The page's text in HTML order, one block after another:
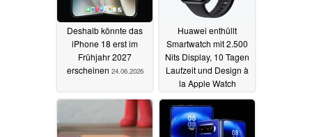
Deshalb könnte das
iPhone 18 erst im
Frühjahr 2027
erscheinen 24.06.2026
Huawei enthüllt
Smartwatch mit 2.500
Nits Display, 10 Tagen
Laufzeit und Design à
la Apple Watch
23.06.2026